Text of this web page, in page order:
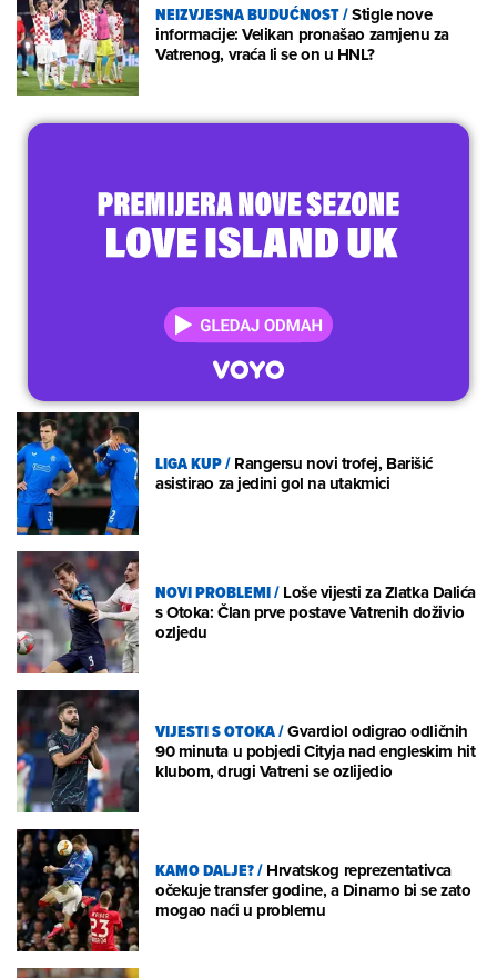
NEIZVJESNA BUDUĆNOST/Stigle nove
informacije: Velikan pronašao zamjenu za
Vatrenog, vraća li se on u HNL?
LIGA KUP/Rangersu novi trofej, Barišić
asistirao za jedini gol na utakmici
NOVI PROBLEMI/Loše vijesti za Zlatka Dalića
s Otoka: Član prve postave Vatrenih doživio
ozljedu
VIJESTI S OTOKA/Gvardiol odigrao odličnih
90 minuta u pobjedi Cityja nad engleskim hit
klubom, drugi Vatreni se ozlijedio
KAMO DALJE?/Hrvatskog reprezentativca
očekuje transfer godine, a Dinamo bi se zato
mogao naći u problemu